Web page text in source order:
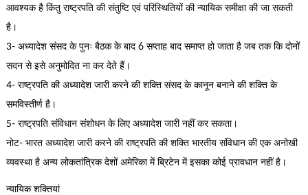
आवश्यक है किंतु राष्ट्रपति की संतुष्टि एवं परिस्थितियों की न्यायिक समीक्षा की जा सकती
है।
3- अध्यादेश संसद के पुनः बैठक के बाद 6 सप्ताह बाद समाप्त हो जाता है जब तक कि दोनों
सदन से इसे अनुमोदित ना कर देते हैं।
4- राष्ट्रपति की अध्यादेश जारी करने की शक्ति संसद के कानून बनाने की शक्ति के
समविस्तीर्ण है।
5- राष्ट्रपति संविधान संशोधन के लिए अध्यादेश जारी नहीं कर सकता।
नोट- भारत अध्यादेश जारी करने की राष्ट्रपति की शक्ति भारतीय संविधान की एक अनोखी
व्यवस्था है अन्य लोकतांत्रिक देशों अमेरिका में ब्रिटेन में इसका कोई प्रावधान नहीं है।
न्यायिक शक्तियां